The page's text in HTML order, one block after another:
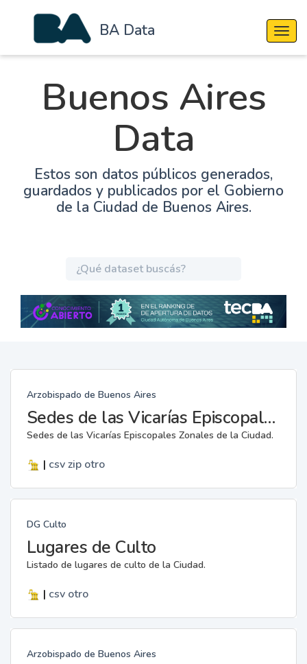
BA Data
Buenos Aires
Data
Estos son datos públicos generados,
guardados y publicados por el Gobierno
de la Ciudad de Buenos Aires.
Arzobispado de Buenos Aires
Sedes de las Vicarías Episcopales Zonales
Sedes de las Vicarías Episcopales Zonales de la Ciudad.
| csv zip otro
DG Culto
Lugares de Culto
Listado de lugares de culto de la Ciudad.
| csv otro
Arzobispado de Buenos Aires